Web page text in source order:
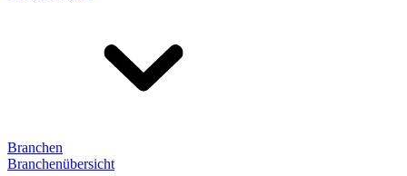
Branchen
Branchenübersicht